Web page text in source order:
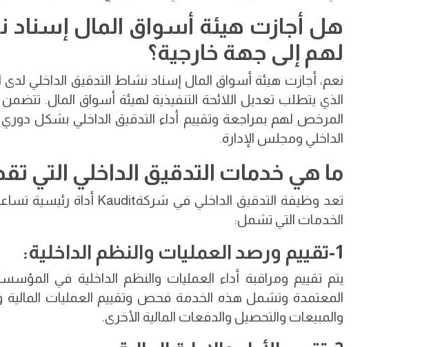
هل أجازت هيئة أسواق المال
لهم إلى جهة خارجية؟
الذي يتطلب تعديل اللائحة التنفيذية لهيئة أسواق المال.
المرخص لهم بمراجعة وتقييم أداء التدقيق الداخلي بشكل
الداخلي ومجلس الإدارة.
ما هي خدمات التدقيق الداخلي التي
تعد وظيفة التدقيق الداخلي في شركةKaudit
أداة رئيسية
الخدمات التي تشمل:
1-تقييم ورصد العمليات والنظم الداخلية:
يتم تقييم ومراقبة أداء العمليات والنظم الداخلية في
المعتمدة وتشمل هذه الخدمة فحص وتقييم العمليات المالية
والمبيعات والتحصيل والدفعات المالية الأخرى.